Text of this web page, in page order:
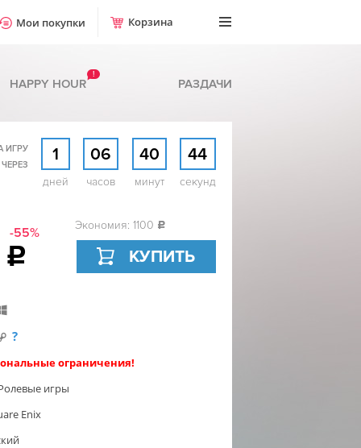
Мои покупки Корзина
HAPPY HOUR
!
РАЗДАЧИ
ИГРУ
1
дней
06
часов
40
минут
43
секунд
-55%
c
Экономия: 1100 c
КУПИТЬ
?
ограничения!
игры
Enix